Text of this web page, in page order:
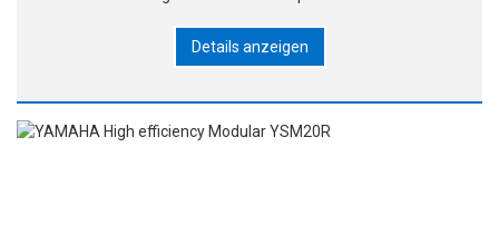
verschiedene Produktionskonfigurationen
Details anzeigen